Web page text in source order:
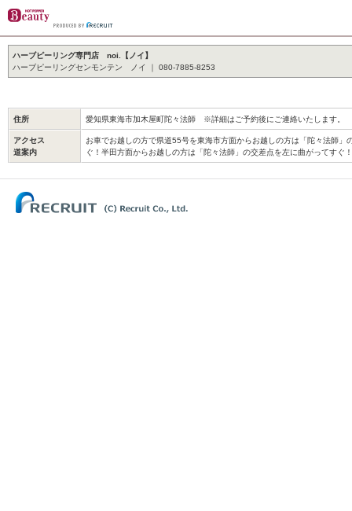
ハーブピーリング専門店 noi.【ノイ】
ハーブピーリングセンモンテン ノイ ｜ 080-7885-8253
住所 愛知県東海市加木屋町陀々法師 ※詳細はご予約後にご連絡いたします。
アクセス
道案内
お車でお越しの方で県道55号を東海市方面からお越しの方は「陀々法師」
ぐ！半田方面からお越しの方は「陀々法師」の交差点を左に曲がってすぐ